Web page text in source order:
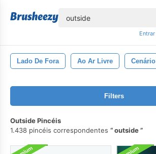
Entrar
Lado De Fora Ao Ar Livre Cenário
Filters
Outside Pincéis
1.438 pincéis correspondentes
outside